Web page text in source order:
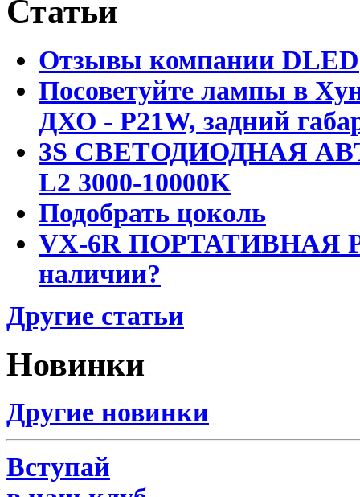
Статьи
Отзывы компании DLED
Посоветуйте лампы в
ДХО - P21W, задний
3S СВЕТОДИОДНАЯ
L2 3000-10000K
Подобрать цоколь
VX-6R ПОРТАТИВНАЯ
наличии?
Другие статьи
Новинки
Другие новинки
Вступай